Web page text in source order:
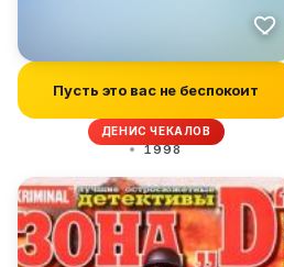
Пусть это вас не беспокоит
ДЕНИС ЧЕКАЛОВ
1998